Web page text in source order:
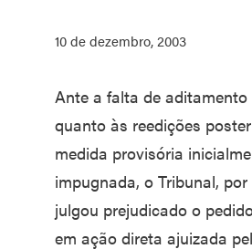
10 de dezembro, 2003
Ante a falta de aditamento
quanto às reedições
medida provisória
impugnada, o Tribunal,
julgou prejudicado o
em ação direta ajuizada